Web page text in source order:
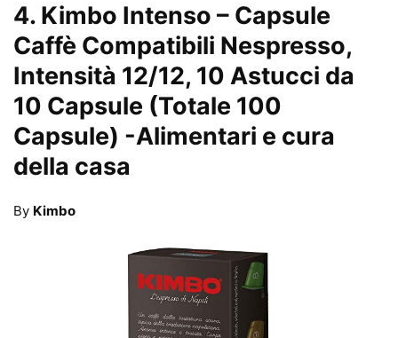
4. Kimbo Intenso – Capsule
Caffè Compatibili Nespresso,
Intensità 12/12, 10 Astucci da
10 Capsule (Totale 100
Capsule) -Alimentari e cura
della casa
By Kimbo